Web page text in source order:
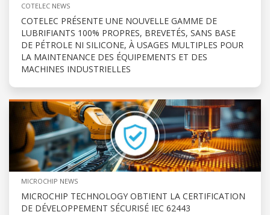
COTELEC NEWS
COTELEC PRÉSENTE UNE NOUVELLE GAMME DE
LUBRIFIANTS 100% PROPRES, BREVETÉS, SANS BASE
DE PÉTROLE NI SILICONE, À USAGES MULTIPLES POUR
LA MAINTENANCE DES ÉQUIPEMENTS ET DES
MACHINES INDUSTRIELLES
MICROCHIP NEWS
MICROCHIP TECHNOLOGY OBTIENT LA CERTIFICATION
DE DÉVELOPPEMENT SÉCURISÉ IEC 62443